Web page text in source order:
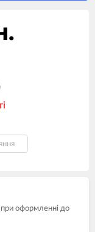
при оформленні до